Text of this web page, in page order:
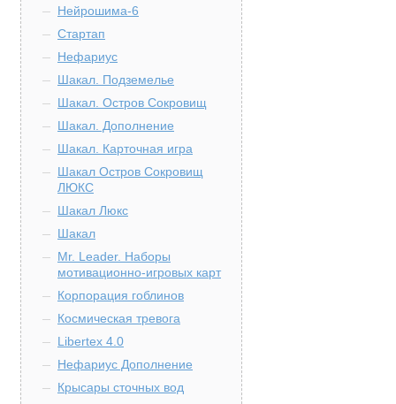
Нейрошима-6
Стартап
Нефариус
Шакал. Подземелье
Шакал. Остров Сокровищ
Шакал. Дополнение
Шакал. Карточная игра
Шакал Остров Сокровищ
ЛЮКС
Шакал Люкс
Шакал
Mr. Leader. Наборы
мотивационно-игровых карт
Корпорация гоблинов
Космическая тревога
Libertex 4.0
Нефариус Дополнение
Крысары сточных вод